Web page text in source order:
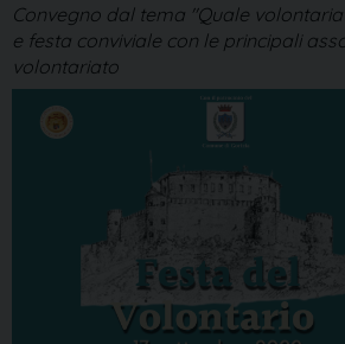
Convegno dal tema "Quale
e festa conviviale con le principali
volontariato